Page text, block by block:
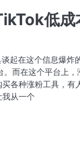
低成
起在这个信息爆炸
而在这个平台上，
各种涨粉工具，有
从一个